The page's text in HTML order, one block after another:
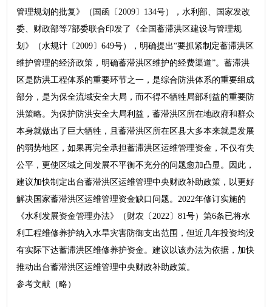
管理规划的批复》（国函〔2009〕134号），水利部、国家发改
委、财政部等7部委联合印发了《全国蓄滞洪区建设与管理规
划》（水规计〔2009〕649号），明确提出“要抓紧制定蓄滞洪区
维护管理的经济政策，明确蓄滞洪区维护的经费渠道”。蓄滞洪
区是防洪工程体系的重要环节之一，是综合防洪体系的重要组成
部分，是为保全流域安全大局，而不得不牺牲局部利益的重要防
洪策略。为保护防洪安全大局利益，蓄滞洪区所在地政府和群众
本身就做出了巨大牺牲，且蓄滞洪区所在区县大多本来就是发展
的弱势地区，如果再完全承担蓄滞洪区运维管理资金，不仅有失
公平，更使区域之间发展不平衡不充分的问题愈加凸显。因此，
建议加快制定出台蓄滞洪区运维管理中央财政补助政策，以更好
解决国家蓄滞洪区运维管理资金缺口问题。2022年修订实施的
《水利发展资金管理办法》（财农〔2022〕81号）第6条已将水
利工程维修养护纳入水旱灾害防御支出范围，但近几年投资均没
有实际下达蓄滞洪区维修养护资金。建议以该办法为依据，加快
推动出台蓄滞洪区运维管理中央财政补助政策。
参考文献（略）